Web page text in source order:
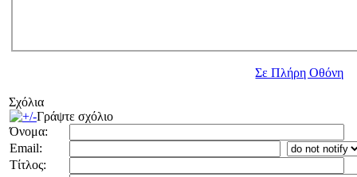
Σε Πλήρη Οθόνη
Σχόλια
Γράψτε σχόλιο
Όνομα:
Email:
Τίτλος: